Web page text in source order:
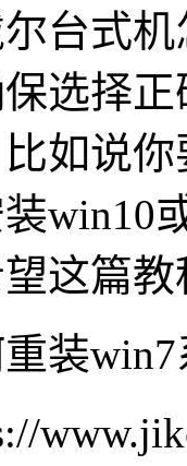
台式
选择
如说
win10
这篇
装win7